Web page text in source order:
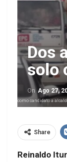
Dos
solo
OnAgo 27,
como candidato a
Share
Reinaldo